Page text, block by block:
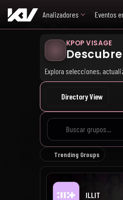
Analizadores Eventos
KPOP VISAGE
Explora selecciones,
Directory View
Trending Groups
ILLIT
8 de 8 grupos cargados